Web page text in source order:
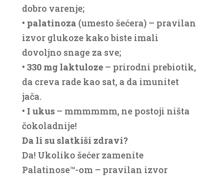
dobro varenje;
• palatinoza (umesto šećera) – pravilan
izvor glukoze kako biste imali
dovoljno snage za sve;
• 330 mg laktuloze– prirodni prebiotik,
da creva rade kao sat, a da imunitet
jača.
• I ukus– mmmmmm, ne postoji ništa
čokoladnije!
Da li su slatkiši zdravi?
Da! Ukoliko šećer zamenite
Palatinose™-om – pravilan izvor